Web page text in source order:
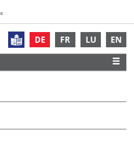
DE FR LU EN